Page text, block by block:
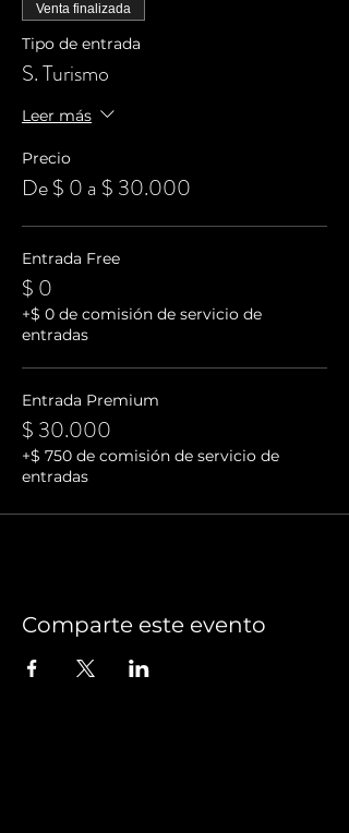
Venta finalizada
Tipo de entrada
S. Turismo
Leer más
Precio
De $ 0 a $ 30.000
Entrada Free
$ 0
+$ 0 de comisión de servicio de
entradas
Entrada Premium
$ 30.000
+$ 750 de comisión de servicio de
entradas
Comparte este evento